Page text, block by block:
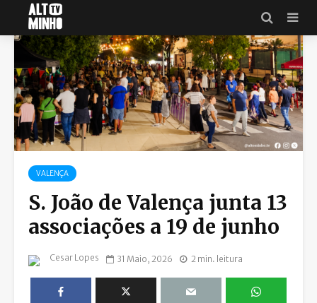
VALENÇA
S. João de Valença junta 13
associações a 19 de junho
Cesar Lopes 31 Maio, 2026 2 min. leitura